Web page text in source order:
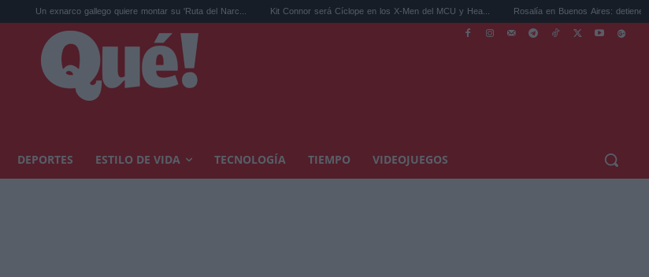
Un exnarco gallego quiere montar su 'Ruta del Narc... Kit Connor será Cíclope en los X-Men del MCU y Hea... Rosalía en Buenos Aires: detiene el tráfico
DEPORTES ESTILO DE VIDA TECNOLOGÍA TIEMPO VIDEOJUEGOS